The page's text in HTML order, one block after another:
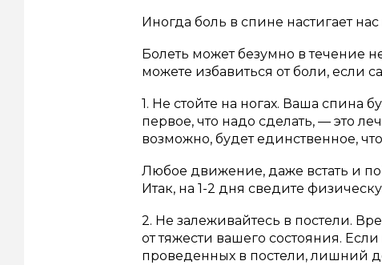
Иногда боль в спине настигает
Болеть может безумно в течение
можете избавиться от боли, если
1. Не стойте на ногах. Ваша спина
первое, что надо сделать, — это
возможно, будет единственное,
Любое движение, даже встать и
Итак, на 1-2 дня сведите
2. Не залеживайтесь в постели.
от тяжести вашего состояния.
проведенных в постели, лишний